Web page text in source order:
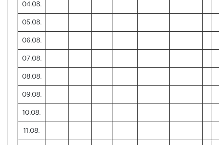
04.08.
05.08.
06.08.
07.08.
08.08.
09.08.
10.08.
11.08.